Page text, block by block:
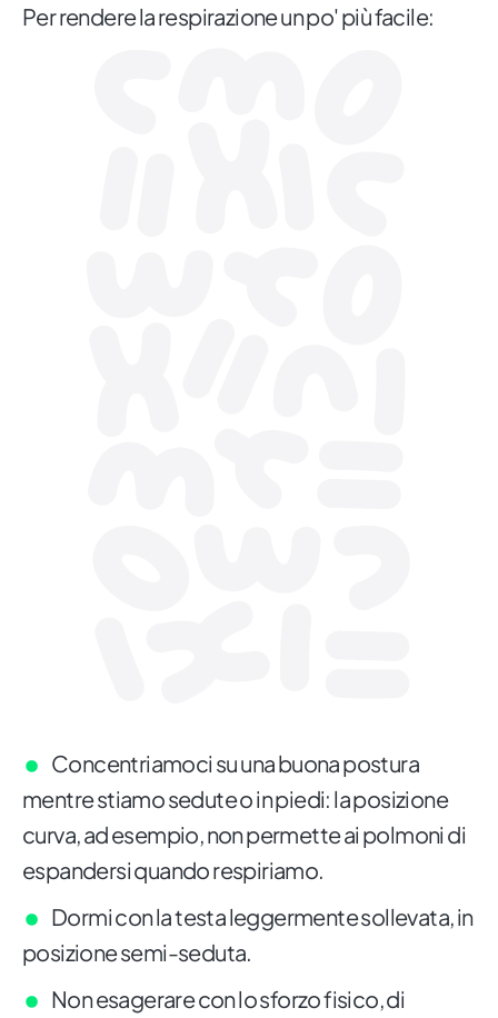
Per rendere la respirazione un po' più facile:
Concentriamoci su una buona postura
mentre stiamo sedute o in piedi: la posizione
curva, ad esempio, non permette ai polmoni di
espandersi quando respiriamo.
Dormi con la testa leggermente sollevata, in
posizione semi-seduta.
Non esagerare con lo sforzo fisico, di